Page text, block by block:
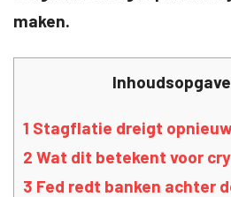
maken.
Inhoudsopgave
1 Stagflatie dreigt
2 Wat dit betekent voor
3 Fed redt banken achter